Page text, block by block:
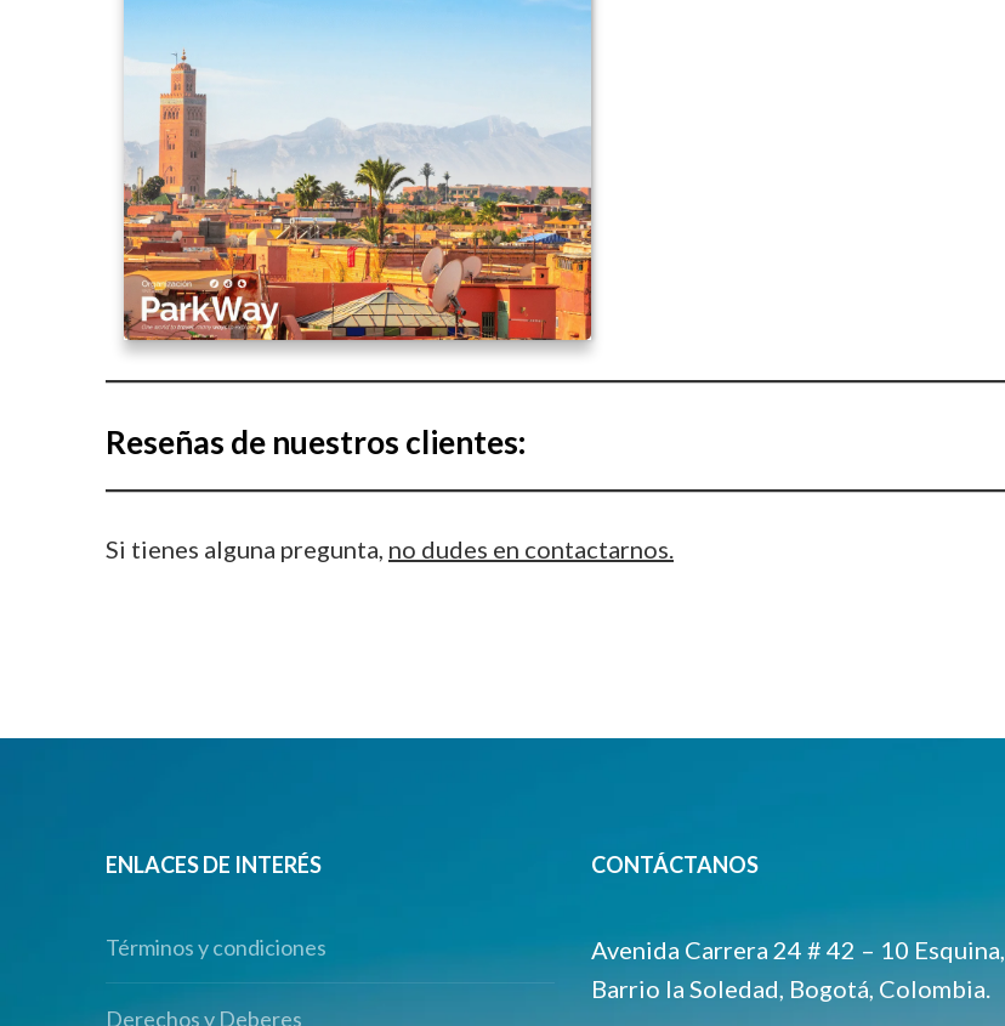
Reseñas de nuestros clientes:
Si tienes alguna pregunta, no dudes en contactarnos.
ENLACES DE INTERÉS
Términos y condiciones
Derechos y Deberes
CONTÁCTANOS
Avenida Carrera 24 # 42 – 10 Esquina,
Barrio la Soledad, Bogotá, Colombia.